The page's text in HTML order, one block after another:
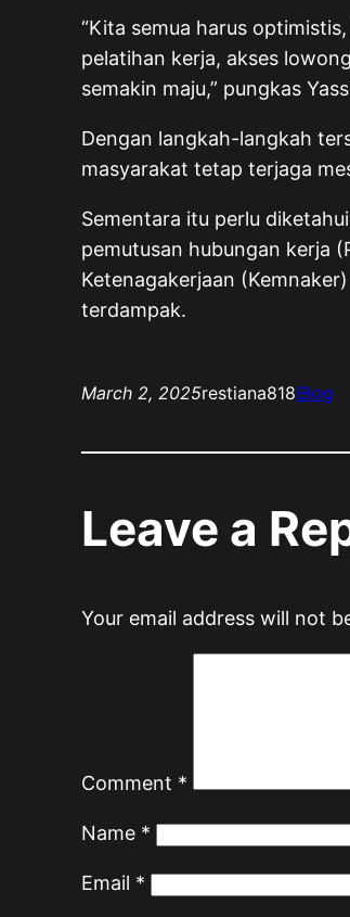
“Kita semua harus
pelatihan kerja, akses
semakin maju,” pungkas
Dengan langkah-langkah
masyarakat tetap terjaga
Sementara itu perlu
pemutusan hubungan kerja
Ketenagakerjaan
terdampak.
March 2, 2025restiana818Blog
Leave a
Your email address will not
Comment *
Name *
Email *